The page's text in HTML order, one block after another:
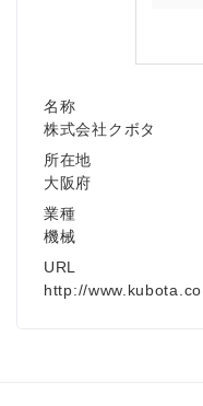
名称
株式会社クボタ
所在地
大阪府
業種
機械
URL
http://